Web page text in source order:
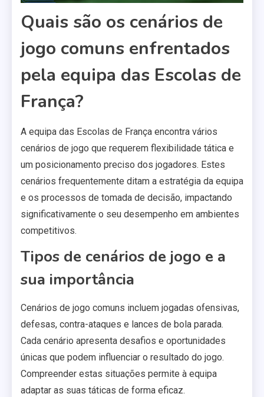
Quais são os cenários de
jogo comuns enfrentados
pela equipa das Escolas de
França?
A equipa das Escolas de França encontra vários
cenários de jogo que requerem flexibilidade tática e
um posicionamento preciso dos jogadores. Estes
cenários frequentemente ditam a estratégia da equipa
e os processos de tomada de decisão, impactando
significativamente o seu desempenho em ambientes
competitivos.
Tipos de cenários de jogo e a
sua importância
Cenários de jogo comuns incluem jogadas ofensivas,
defesas, contra-ataques e lances de bola parada.
Cada cenário apresenta desafios e oportunidades
únicas que podem influenciar o resultado do jogo.
Compreender estas situações permite à equipa
adaptar as suas táticas de forma eficaz.